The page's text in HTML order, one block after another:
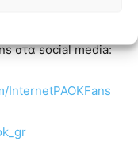
στα social media:
InternetPAOKFans